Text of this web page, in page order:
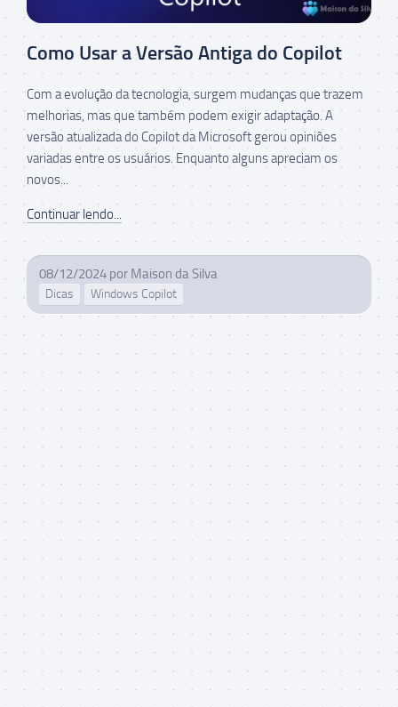
Como Usar a Versão Antiga do Copilot
Com a evolução da tecnologia, surgem mudanças que trazem
melhorias, mas que também podem exigir adaptação. A
versão atualizada do Copilot da Microsoft gerou opiniões
variadas entre os usuários. Enquanto alguns apreciam os
novos...
Continuar lendo...
08/12/2024 por Maison da Silva
Dicas Windows Copilot